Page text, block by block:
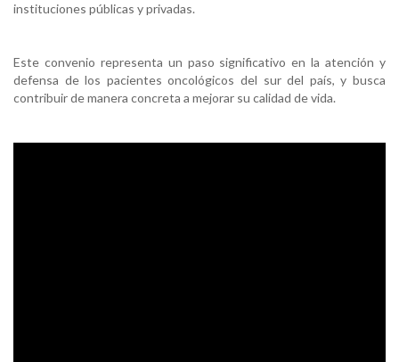
instituciones públicas y privadas.
Este convenio representa un paso significativo en la atención y
defensa de los pacientes oncológicos del sur del país, y busca
contribuir de manera concreta a mejorar su calidad de vida.